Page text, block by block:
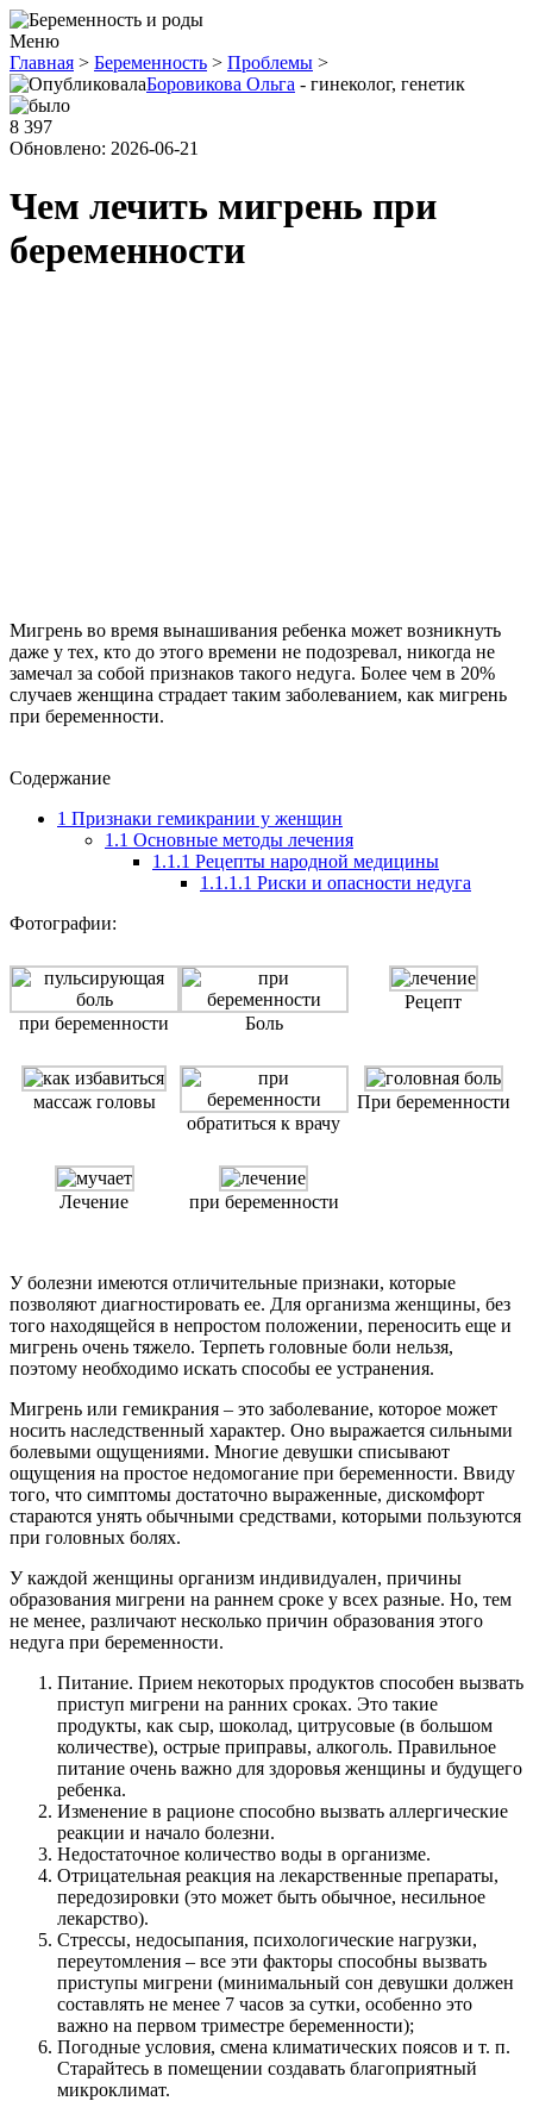
Меню
Главная > Беременность > Проблемы >
Боровикова Ольга - гинеколог, генетик
8 397
Обновлено: 2026-06-21
Чем лечить мигрень при
беременности
Мигрень во время вынашивания ребенка может возникнуть
даже у тех, кто до этого времени не подозревал, никогда не
замечал за собой признаков такого недуга. Более чем в 20%
случаев женщина страдает таким заболеванием, как мигрень
при беременности.
Содержание
1 Признаки гемикрании у женщин
1.1 Основные методы лечения
1.1.1 Рецепты народной медицины
1.1.1.1 Риски и опасности недуга
Фотографии:
при беременности Боль
Рецепт
массаж головы
обратиться к врачу
При беременности
Лечение при беременности
У болезни имеются отличительные признаки, которые
позволяют диагностировать ее. Для организма женщины, без
того находящейся в непростом положении, переносить еще и
мигрень очень тяжело. Терпеть головные боли нельзя,
поэтому необходимо искать способы ее устранения.
Мигрень или гемикрания – это заболевание, которое может
носить наследственный характер. Оно выражается сильными
болевыми ощущениями. Многие девушки списывают
ощущения на простое недомогание при беременности. Ввиду
того, что симптомы достаточно выраженные, дискомфорт
стараются унять обычными средствами, которыми пользуются
при головных болях.
У каждой женщины организм индивидуален, причины
образования мигрени на раннем сроке у всех разные. Но, тем
не менее, различают несколько причин образования этого
недуга при беременности.
Питание. Прием некоторых продуктов способен вызвать
приступ мигрени на ранних сроках. Это такие
продукты, как сыр, шоколад, цитрусовые (в большом
количестве), острые приправы, алкоголь. Правильное
питание очень важно для здоровья женщины и будущего
ребенка.
Изменение в рационе способно вызвать аллергические
реакции и начало болезни.
Недостаточное количество воды в организме.
Отрицательная реакция на лекарственные препараты,
передозировки (это может быть обычное, несильное
лекарство).
Стрессы, недосыпания, психологические нагрузки,
переутомления – все эти факторы способны вызвать
приступы мигрени (минимальный сон девушки должен
составлять не менее 7 часов за сутки, особенно это
важно на первом триместре беременности);
Погодные условия, смена климатических поясов и т. п.
Старайтесь в помещении создавать благоприятный
микроклимат.